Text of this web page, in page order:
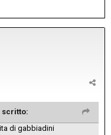
scritto:
di gabbiadini